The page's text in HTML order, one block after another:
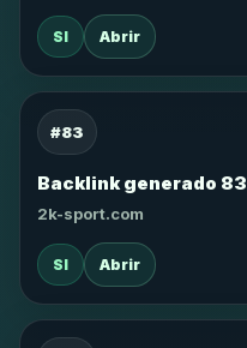
SI Abrir
#83
Backlink generado 83
2k-sport.com
SI Abrir